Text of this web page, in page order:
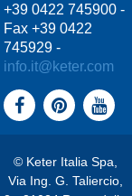
+39 0422 745900 -
Fax +39 0422
745929 -
info.it@keter.com
© Keter Italia Spa,
Via Ing. G. Taliercio,